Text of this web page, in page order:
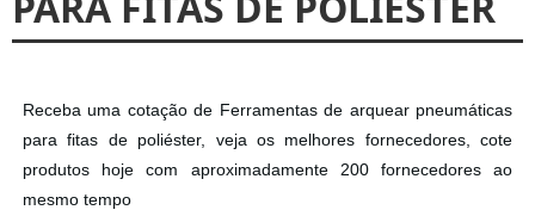
Receba uma cotação de Ferramentas de arquear pneumáticas
para fitas de poliéster, veja os melhores fornecedores, cote
produtos hoje com aproximadamente 200 fornecedores ao
mesmo tempo